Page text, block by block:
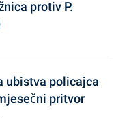
protiv P.
ubistva policajca
pritvor